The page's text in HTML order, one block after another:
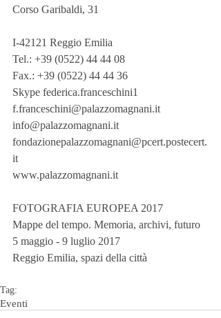
Corso Garibaldi, 31
I-42121 Reggio Emilia
Tel.: +39 (0522) 44 44 08
Fax.: +39 (0522) 44 44 36
Skype federica.franceschini1
f.franceschini@palazzomagnani.it
info@palazzomagnani.it
fondazionepalazzomagnani@pcert.postecert.
it
www.palazzomagnani.it
FOTOGRAFIA EUROPEA 2017
Mappe del tempo. Memoria, archivi, futuro
5 maggio - 9 luglio 2017
Reggio Emilia, spazi della città
Tag:
Eventi